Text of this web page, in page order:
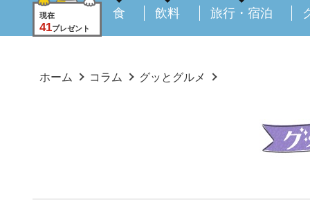
現在
41プレゼント
食 飲料 旅行・宿泊
ホーム コラム グッとグルメ